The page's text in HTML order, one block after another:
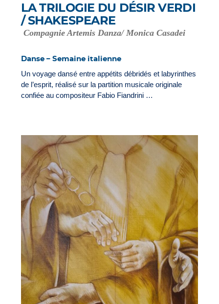
LA TRILOGIE DU DÉSIR VERDI
/ SHAKESPEARE
Compagnie Artemis Danza/ Monica Casadei
Danse – Semaine italienne
Un voyage dansé entre appétits débridés et labyrinthes
de l’esprit, réalisé sur la partition musicale originale
confiée au compositeur Fabio Fiandrini …